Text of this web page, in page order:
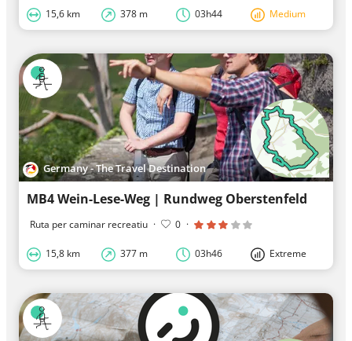
15,6 km 378 m 03h44 Medium
Germany - The Travel Destination
MB4 Wein-Lese-Weg | Rundweg Oberstenfeld
Ruta per caminar recreatiu · 0 ·
15,8 km 377 m 03h46 Extreme